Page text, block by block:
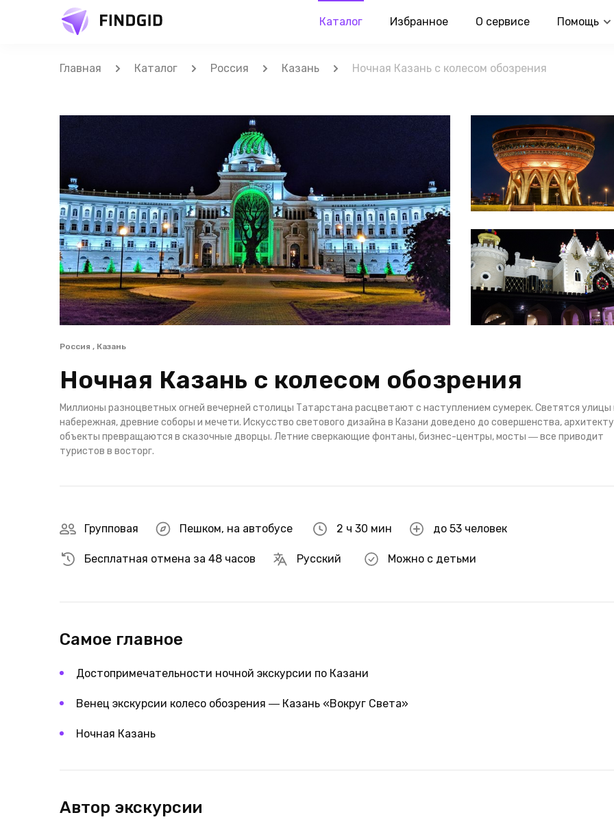
Каталог Избранное О сервисе Помощь
Главная Каталог Россия Казань Ночная Казань с колесом обозрения
Россия , Казань
Ночная Казань с колесом обозрения
Миллионы разноцветных огней вечерней столицы Татарстана расцветают с наступлением сумерек. Светятся улицы
набережная, древние соборы и мечети. Искусство светового дизайна в Казани доведено до совершенства,
объекты превращаются в сказочные дворцы. Летние сверкающие фонтаны, бизнес-центры, мосты ― все приводит
туристов в восторг.
Групповая Пешком, на автобусе 2 ч 30 мин до 53 человек
Бесплатная отмена за 48 часов Русский Можно с детьми
Самое главное
Достопримечательности ночной экскурсии по Казани
Венец экскурсии колесо обозрения ― Казань «Вокруг Света»
Ночная Казань
Автор экскурсии